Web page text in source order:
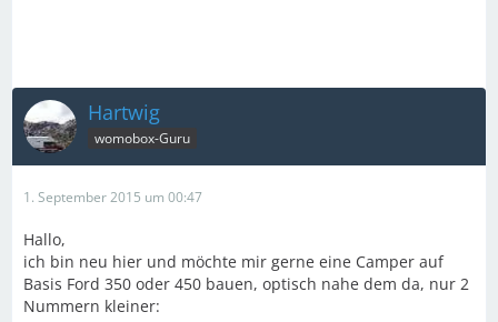
Hartwig
womobox-Guru
1. September 2015 um 00:47
Hallo,
ich bin neu hier und möchte mir gerne eine Camper auf
Basis Ford 350 oder 450 bauen, optisch nahe dem da, nur 2
Nummern kleiner: